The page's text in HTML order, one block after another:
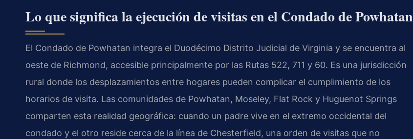
Lo que significa la ejecución de visitas en el Condado de Powhatan
El Condado de Powhatan integra el Duodécimo Distrito Judicial de Virginia y se encuentra al
oeste de Richmond, accesible principalmente por las Rutas 522, 711 y 60. Es una jurisdicción
rural donde los desplazamientos entre hogares pueden complicar el cumplimiento de los
horarios de visita. Las comunidades de Powhatan, Moseley, Flat Rock y Huguenot Springs
comparten esta realidad geográfica: cuando un padre vive en el extremo occidental del
condado y el otro reside cerca de la línea de Chesterfield, una orden de visitas que no